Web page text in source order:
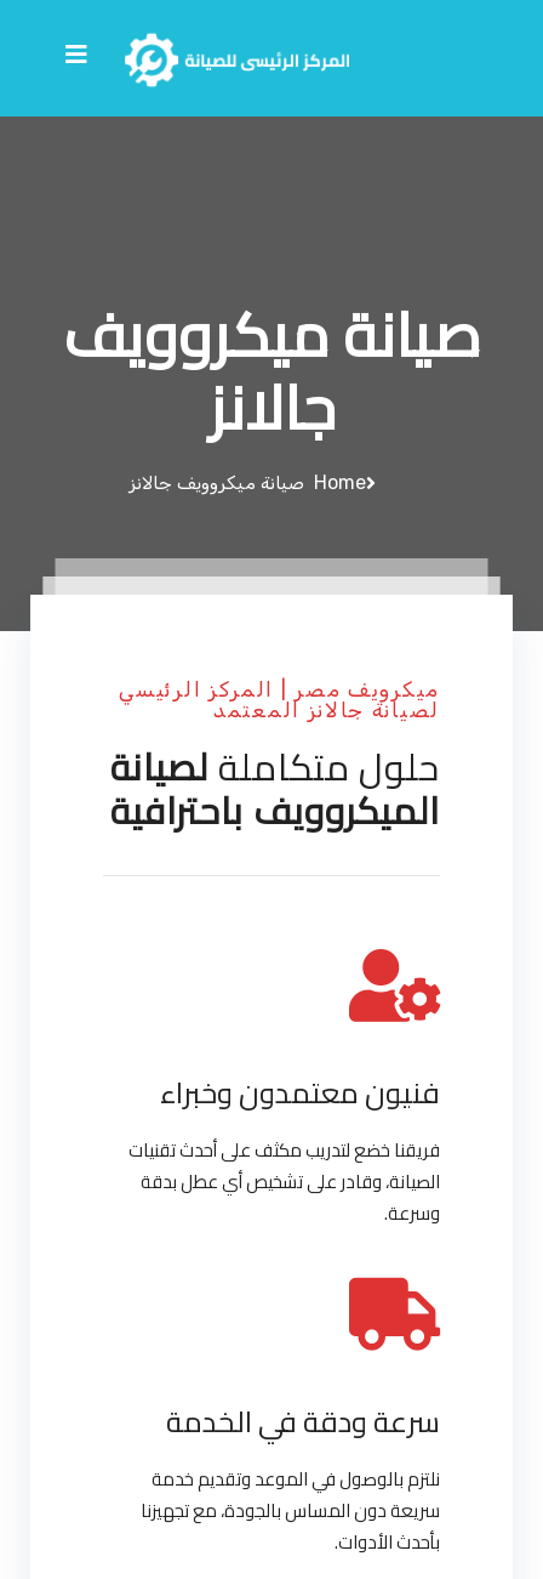
صيانة ميكروويف
جالانز
Home صيانة ميكروويف جالانز
ميكرويف مصر | المركز الرئيسي
لصيانة جالانز المعتمد
حلول متكاملةلصيانة
الميكروويف باحترافية
فنيون معتمدون وخبراء
فريقنا خضع لتدريب مكثف على أحدث تقنيات
الصيانة، وقادر على تشخيص أي عطل بدقة
وسرعة.
سرعة ودقة في الخدمة
نلتزم بالوصول في الموعد وتقديم خدمة
سريعة دون المساس بالجودة، مع تجهيزنا
بأحدث الأدوات.